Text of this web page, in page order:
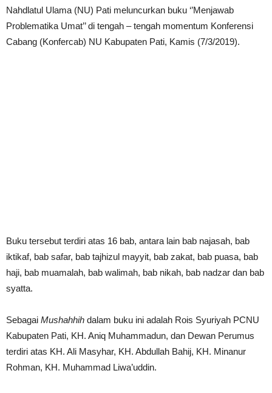
Nahdlatul Ulama (NU) Pati meluncurkan buku ‘’Menjawab
Problematika Umat’’ di tengah – tengah momentum Konferensi
Cabang (Konfercab) NU Kabupaten Pati, Kamis (7/3/2019).
Buku tersebut terdiri atas 16 bab, antara lain bab najasah, bab
iktikaf, bab safar, bab tajhizul mayyit, bab zakat, bab puasa, bab
haji, bab muamalah, bab walimah, bab nikah, bab nadzar dan bab
syatta.
Sebagai Mushahhih dalam buku ini adalah Rois Syuriyah PCNU
Kabupaten Pati, KH. Aniq Muhammadun, dan Dewan Perumus
terdiri atas KH. Ali Masyhar, KH. Abdullah Bahij, KH. Minanur
Rohman, KH. Muhammad Liwa’uddin.